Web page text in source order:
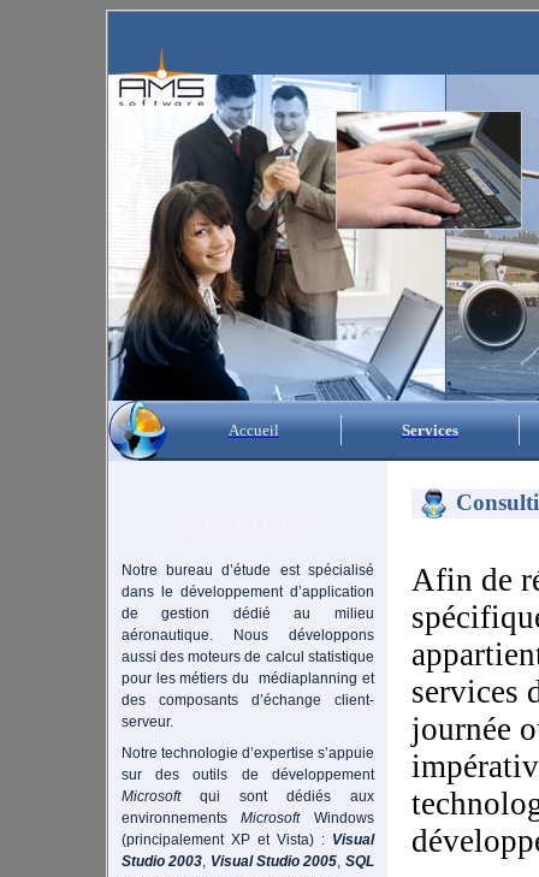
Accueil Services
Notre bureau d’étude est spécialisé
dans le développement d’application
de gestion dédié au milieu
aéronautique. Nous développons
aussi des moteurs de calcul statistique
pour les métiers du médiaplanning et
des composants d’échange client-
serveur.
Notre technologie d’expertise s’appuie
sur des outils de développement
Microsoftqui sont dédiés aux
environnementsMicrosoftWindows
(principalement XP et Vista) : Visual
Studio 2003, Visual Studio 2005, SQL
Afin de
services
journée